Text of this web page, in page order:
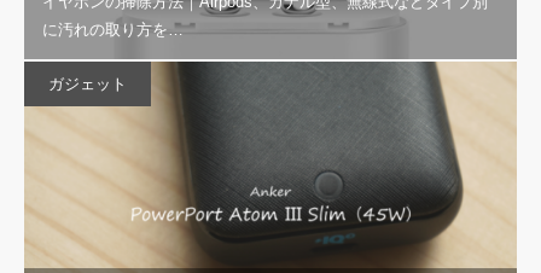
に汚れの取り方を…
ガジェット